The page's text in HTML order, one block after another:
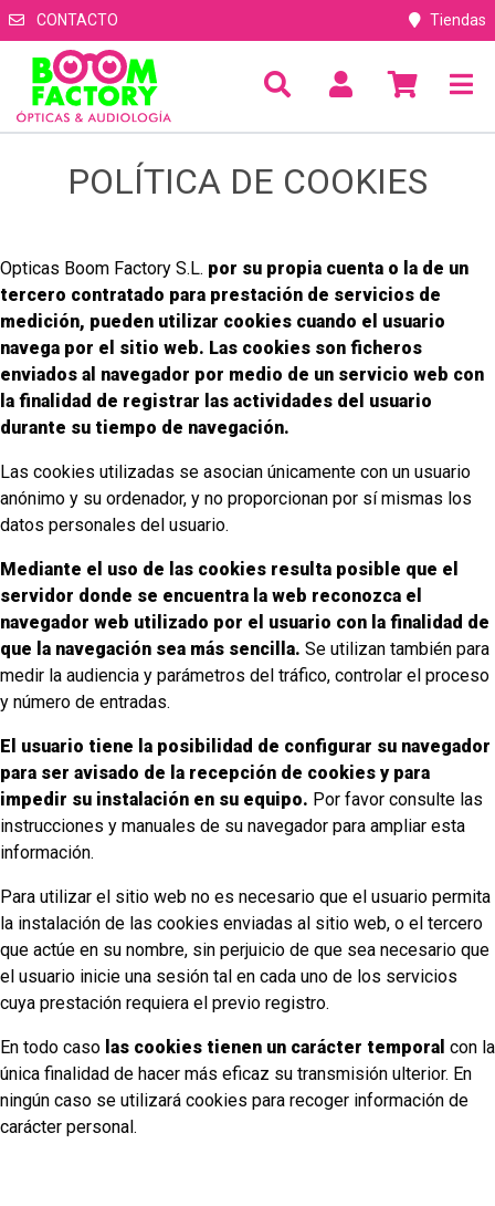
CONTACTO Tiendas
POLÍTICA DE COOKIES
Opticas Boom Factory S.L. por su propia cuenta o la de un
tercero contratado para prestación de servicios de
medición, pueden utilizar cookies cuando el usuario
navega por el sitio web. Las cookies son ficheros
enviados al navegador por medio de un servicio web con
la finalidad de registrar las actividades del usuario
durante su tiempo de navegación.
Las cookies utilizadas se asocian únicamente con un usuario
anónimo y su ordenador, y no proporcionan por sí mismas los
datos personales del usuario.
Mediante el uso de las cookies resulta posible que el
servidor donde se encuentra la web reconozca el
navegador web utilizado por el usuario con la finalidad de
que la navegación sea más sencilla. Se utilizan también para
medir la audiencia y parámetros del tráfico, controlar el proceso
y número de entradas.
El usuario tiene la posibilidad de configurar su navegador
para ser avisado de la recepción de cookies y para
impedir su instalación en su equipo. Por favor consulte las
instrucciones y manuales de su navegador para ampliar esta
información.
Para utilizar el sitio web no es necesario que el usuario permita
la instalación de las cookies enviadas al sitio web, o el tercero
que actúe en su nombre, sin perjuicio de que sea necesario que
el usuario inicie una sesión tal en cada uno de los servicios
cuya prestación requiera el previo registro.
En todo caso las cookies tienen un carácter temporal con la
única finalidad de hacer más eficaz su transmisión ulterior. En
ningún caso se utilizará cookies para recoger información de
carácter personal.